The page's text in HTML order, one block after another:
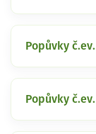
Popůvky
Popůvky č.ev.